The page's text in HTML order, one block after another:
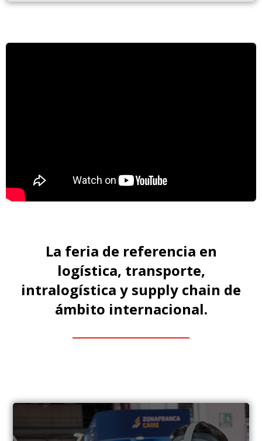
La feria de referencia en
logística, transporte,
intralogística y supply chain de
ámbito internacional.